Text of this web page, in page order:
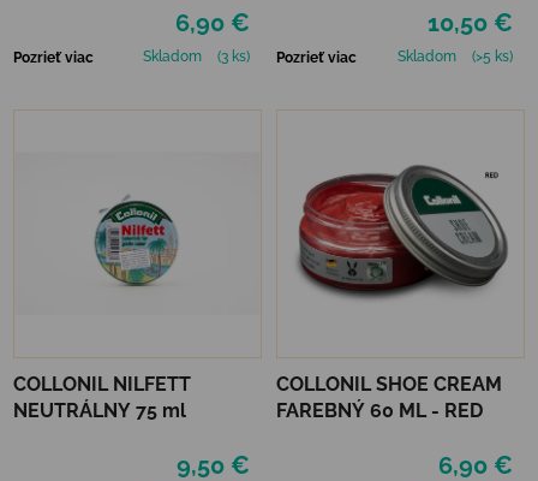
6,90 €
Pozrieť viac Skladom (3 ks)
10,50 €
Pozrieť viac Skladom (>5 ks)
COLLONIL NILFETT
NEUTRÁLNY 75 ml
9,50 €
COLLONIL SHOE CREAM
FAREBNÝ 60 ML - RED
6,90 €